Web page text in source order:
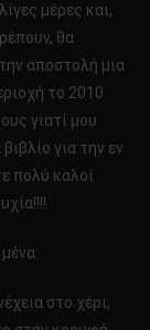
μέρες και,
θα
αποστολή μια
το 2010
γιατί μου
για την εν
πολύ καλοί
στο χέρι,